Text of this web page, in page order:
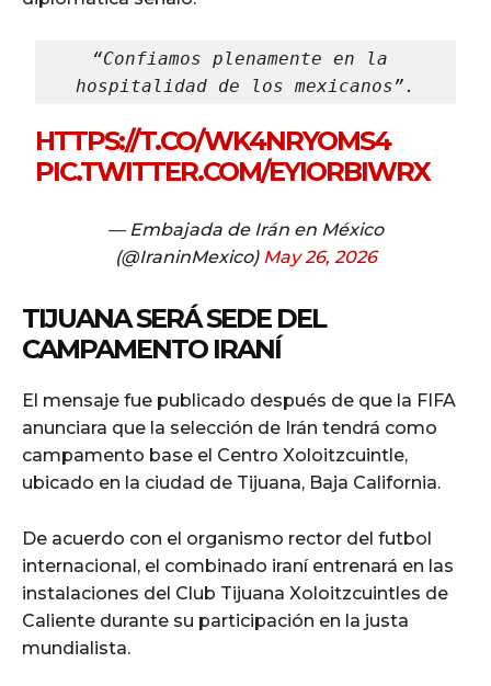
“Confiamos plenamente en la
hospitalidad de los mexicanos”.
HTTPS://T.CO/WK4NRYOMS4
PIC.TWITTER.COM/EYIORBIWRX
— Embajada de Irán en México
(@IraninMexico) May 26, 2026
TIJUANA SERÁ SEDE DEL
CAMPAMENTO IRANÍ
El mensaje fue publicado después de que la FIFA
anunciara que la selección de Irán tendrá como
campamento base el Centro Xoloitzcuintle,
ubicado en la ciudad de Tijuana, Baja California.
De acuerdo con el organismo rector del futbol
internacional, el combinado iraní entrenará en las
instalaciones del Club Tijuana Xoloitzcuintles de
Caliente durante su participación en la justa
mundialista.